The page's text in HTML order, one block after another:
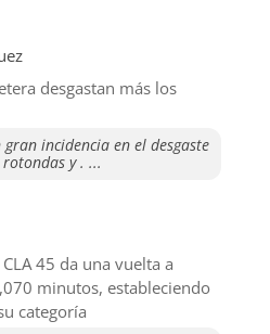
desgastan más los
incidencia en el desgaste
y . ...
45 da una vuelta a
minutos, estableciendo
categoría